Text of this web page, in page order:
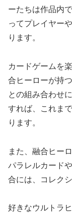
ーたちは作品内
ってプレイヤー
ります。
カードゲームを
合ヒーローが持
との組み合わせ
すれば、これま
ります。
また、融合ヒー
パラレルカード
合には、コレク
好きなウルトラ